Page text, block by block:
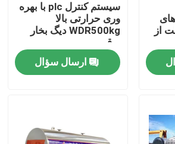
از
سیستم کنترل plc با بهره
وری حرارتی بالا
WDR500kg دیگ بخار
برقی
ارسال سؤال